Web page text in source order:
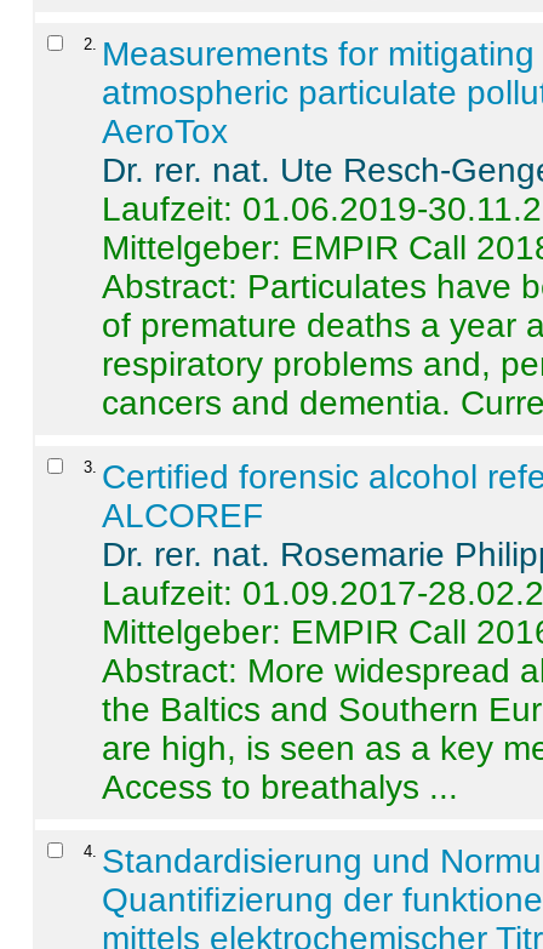
2
Measurements for
atmospheric particulate
AeroTox
Dr. rer. nat. Ute Resch-
Laufzeit: 01.06.2019-
Mittelgeber: EMPIR Call
Abstract: Particulates have
of premature deaths a year
respiratory problems and,
cancers and dementia.
3 Certified forensic alcohol
ALCOREF
Dr. rer. nat. Rosemarie
Laufzeit: 01.09.2017-
Mittelgeber: EMPIR Call
Abstract: More widespread
the Baltics and Southern
are high, is seen as a key
Access to breathalys ...
4 Standardisierung und
Quantifizierung der
mittels elektrochemischer